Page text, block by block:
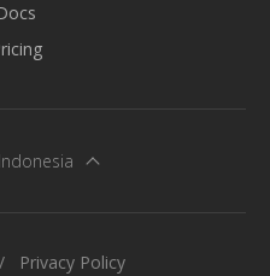
Privacy Policy